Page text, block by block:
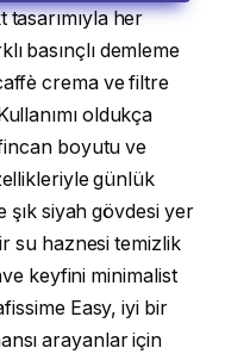
her
basınçlı demleme
crema ve filtre
oldukça
boyutu ve
günlük
şık siyah gövdesi yer
su haznesi temizlik
keyfini minimalist
Easy, iyi bir
arayanlar için